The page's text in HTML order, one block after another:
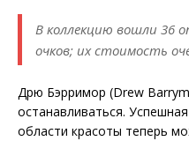
В коллекцию вошли 36
очков; их стоимость
Дрю Бэрримор (Drew
останавливаться.
области красоты теперь